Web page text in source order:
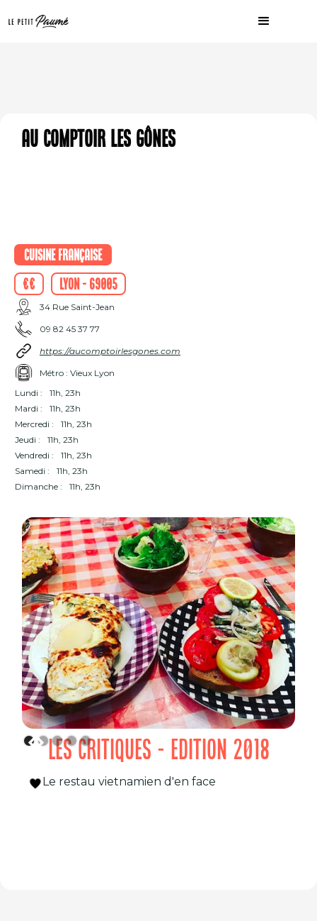
Au comptoir les gônes
Cuisine française
€€
Lyon - 69005
34 Rue Saint-Jean
09 82 45 37 77
https://aucomptoirlesgones.com
Métro : Vieux Lyon
Lundi :
11h, 23h
Mardi :
11h, 23h
Mercredi :
11h, 23h
Jeudi :
11h, 23h
Vendredi :
11h, 23h
Samedi :
11h, 23h
Dimanche :
11h, 23h
LES CRITIQUES - EDITION 2018
Le restau vietnamien d'en face